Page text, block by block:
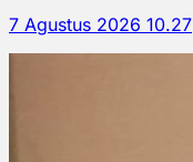
7 Agustus 2026 10.27